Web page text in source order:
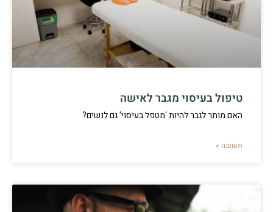
טיפול בעיסוי מגבר לאישה
האם מותר לגבר להיות 'מטפל בעיסוי' גם לנשים?
תשובה »